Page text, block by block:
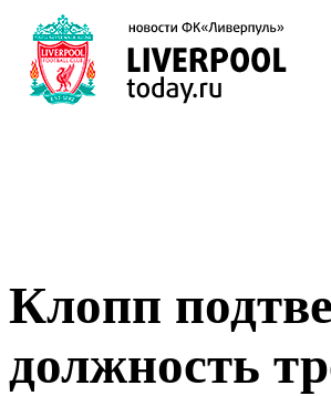
Клопп
должность